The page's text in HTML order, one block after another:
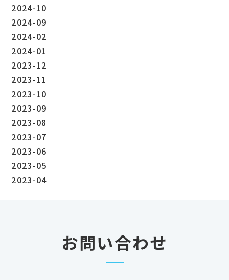
2024-10
2024-09
2024-02
2024-01
2023-12
2023-11
2023-10
2023-09
2023-08
2023-07
2023-06
2023-05
2023-04
お問い合わせ